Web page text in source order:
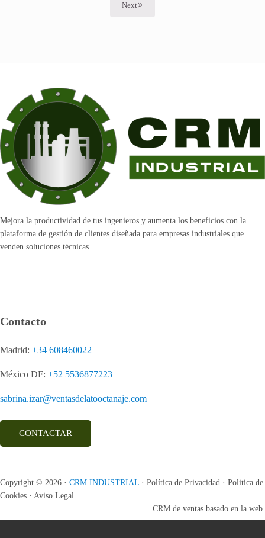
Next
Mejora la productividad de tus ingenieros y aumenta los beneficios con la
plataforma de gestión de clientes diseñada para empresas industriales que
venden soluciones técnicas
Contacto
Madrid:+34 608460022
México DF:+52 5536877223
sabrina.izar@ventasdelatooctanaje.com
CONTACTAR
Copyright © 2026 ·CRM INDUSTRIAL · Política de Privacidad · Politica de
Cookies · Aviso Legal
CRM de ventas basado en la web.